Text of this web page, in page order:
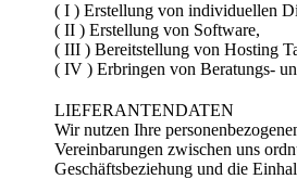
( I ) Erstellung von individuellen
( II ) Erstellung von Software,
( III ) Bereitstellung von Hosting
( IV ) Erbringen von Beratungs-
LIEFERANTENDATEN
Wir nutzen Ihre
Vereinbarungen zwischen uns
Geschäftsbeziehung und die